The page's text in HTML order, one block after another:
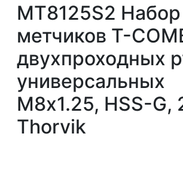
MT8125S2 Набор
метчиков T-
двухпроходных
универсальных
М8х1.25, HSS-G,
Thorvik